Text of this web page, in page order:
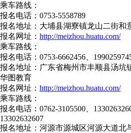
乘车路线：
报名电话：0753-5558789
报名地址：大埔县湖寮镇龙山二街和
报名网址： http://meizhou.huatu.com/
乘车路线：
报名电话：0753-6662456、
报名地址：广东省梅州市丰顺县汤坑
华图教育
报名网址： http://meizhou.huatu.com/
乘车路线：
报名电话：0762-3105500、
13302632607
报名地址：河源市源城区河源大道北